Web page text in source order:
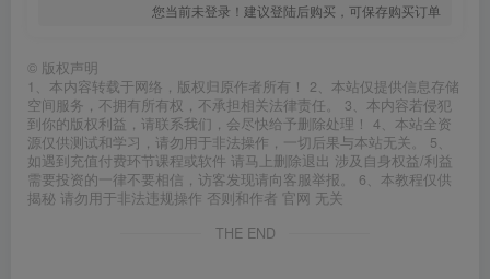
您当前未登录！建议登陆后购买，可保存购买订单
© 版权声明
1、本内容转载于网络，版权归原作者所有！ 2、本站仅提供信息存储
空间服务，不拥有所有权，不承担相关法律责任。 3、本内容若侵犯
到你的版权利益，请联系我们，会尽快给予删除处理！ 4、本站全资
源仅供测试和学习，请勿用于非法操作，一切后果与本站无关。 5、
如遇到充值付费环节课程或软件 请马上删除退出 涉及自身权益/利益
需要投资的一律不要相信，访客发现请向客服举报。 6、本教程仅供
揭秘 请勿用于非法违规操作 否则和作者 官网 无关
THE END